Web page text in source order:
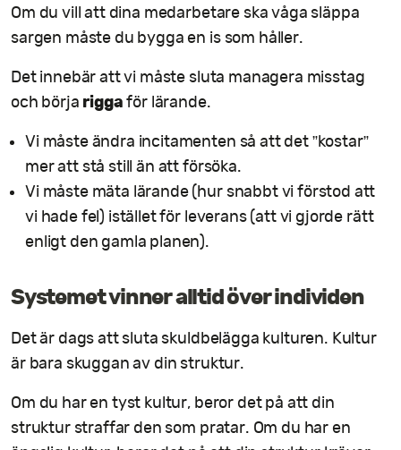
Om du vill att dina medarbetare ska våga släppa
sargen måste du bygga en is som håller.
Det innebär att vi måste sluta managera misstag
och börja rigga för lärande.
Vi måste ändra incitamenten så att det ”kostar”
mer att stå still än att försöka.
Vi måste mäta lärande (hur snabbt vi förstod att
vi hade fel) istället för leverans (att vi gjorde rätt
enligt den gamla planen).
Systemet vinner alltid över individen
Det är dags att sluta skuldbelägga kulturen. Kultur
är bara skuggan av din struktur.
Om du har en tyst kultur, beror det på att din
struktur straffar den som pratar. Om du har en